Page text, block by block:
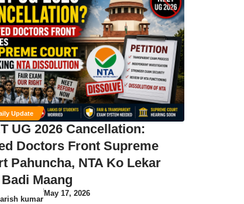
Update
UG 2026 Cancellation:
Doctors Front Supreme
Pahuncha, NTA Ko Lekar
Maang
kumar
May 17, 2026